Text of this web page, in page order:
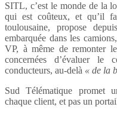
SITL, c’est le monde de la
qui est coûteux, et qu’il
toulousaine, propose
embarquée dans les
VP, à même de remonter
concernées d’évaluer le
conducteurs, au-delà « de la
Sud Télématique promet
chaque client, et pas un